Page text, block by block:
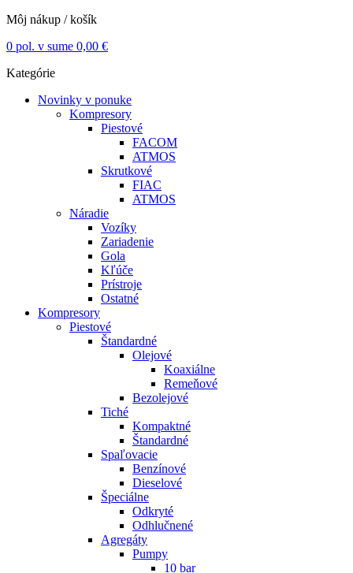
Môj nákup / košík
0 pol. v sume 0,00 €
Kategórie
Novinky v ponuke
Kompresory
Piestové
FACOM
ATMOS
Skrutkové
FIAC
ATMOS
Náradie
Vozíky
Zariadenie
Gola
Kľúče
Prístroje
Ostatné
Kompresory
Piestové
Štandardné
Olejové
Koaxiálne
Remeňové
Bezolejové
Tiché
Kompaktné
Štandardné
Spaľovacie
Benzínové
Dieselové
Špeciálne
Odkryté
Odhlučnené
Agregáty
Pumpy
10 bar